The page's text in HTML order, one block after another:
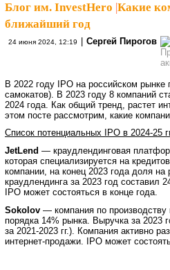
Блог им. InvestHero Какие
ближайший год
24 июня 2024, 12:19 Сергей Пирогов
В 2022 году IPO на российском рынке
самокатов). В 2023 году 8 компаний
2024 года. Как общий тренд, растет
этом посте рассмотрим, какие
Список потенциальных IPO в 2024-25
JetLend — краудлендинговая
которая специализируется на
компании, на конец 2023 года доля
краудлендинга за 2023 год составил
IPO может состояться в конце года.
Sokolov — компания по
порядка 14% рынка. Выручка за 2023
за 2021-2023 гг.). Компания активно
интернет-продажи. IPO может